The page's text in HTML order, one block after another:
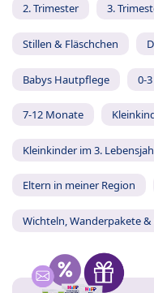
2. Trimester 3.
Stillen & Fläschchen
Babys Hautpflege 0-
7-12 Monate
Kleinkinder im 3.
Eltern in meiner Region
Wichteln, Wanderpakete &